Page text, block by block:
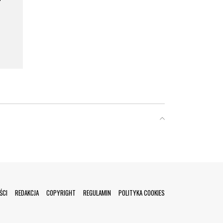
REDAKCJA COPYRIGHT REGULAMIN POLITYKA COOKIES